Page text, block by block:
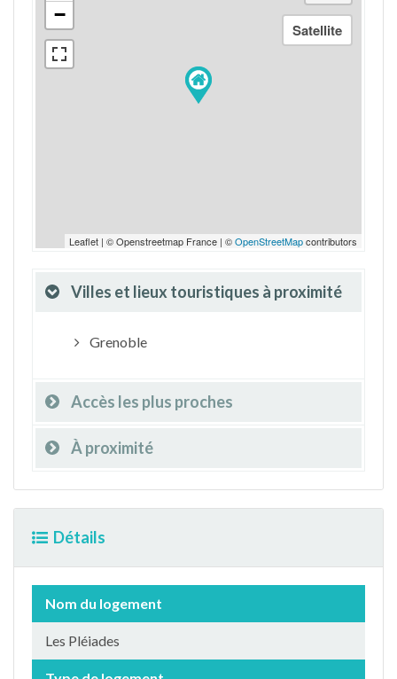
−
Leaflet | © Openstreetmap France | ©OpenStreetMapcontributors
Villes et lieux touristiques à proximité
Grenoble
Accès les plus proches
À proximité
Détails
Nom du logement
Les Pléiades